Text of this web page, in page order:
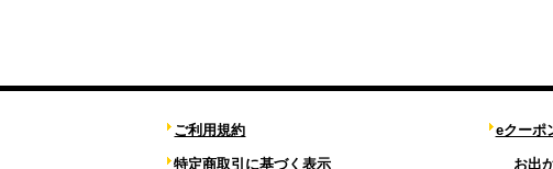
ご利用規約
特定商取引に基づく表示
eクーポ
お出